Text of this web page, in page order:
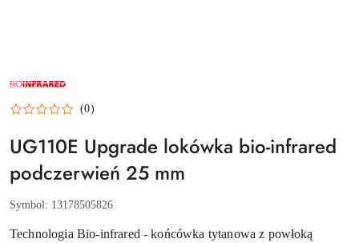
PRODUCENTA:
BIO
(0)
UG110E Upgrade lokówka bio-infrared
podczerwień 25 mm
Symbol: 13178505826
Technologia Bio-infrared - końcówka tytanowa z powłoką